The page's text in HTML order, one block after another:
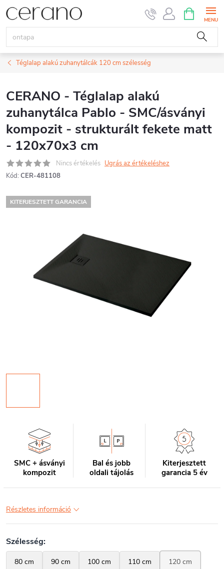
Ugrás
tartalomhoz
KOSÁR
Téglalap alakú zuhanytálcák 120 cm szélesség
CERANO - Téglalap alakú
zuhanytálca Pablo - SMC/ásványi
kompozit - strukturált fekete matt
- 120x70x3 cm
Nincs értékelés Ugrás az értékeléshez
Kód: CER-481108
KITERJESZTETT GARANCIA
SMC + ásványi
kompozit
Bal és jobb
oldali tájolás
Kiterjesztett
garancia 5 év
Részletes információ